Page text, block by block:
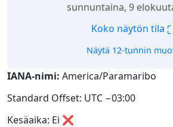
sunnuntaina, 9
Koko näytön tila
Näytä 12-tunnin
IANA-nimi: America/Paramaribo
Standard Offset: UTC −03:00
Kesäaika: Ei ❌